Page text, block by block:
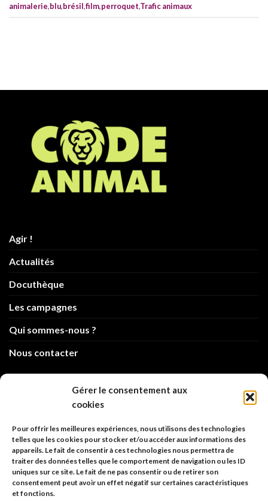
Gérer le consentement aux
cookies
Pour offrir les meilleures expériences, nous utilisons des technologies
telles que les cookies pour stocker et/ou accéder aux informations des
appareils. Le fait de consentir à ces technologies nous permettra de
traiter des données telles que le comportement de navigation ou les ID
uniques sur ce site. Le fait de ne pas consentir ou de retirer son
consentement peut avoir un effet négatif sur certaines caractéristiques
et fonctions.
animalerie,blu,brésil,film,perroquet,Trafic animaux
Agir !
Actualités
Docuthèque
Les campagnes
Qui sommes-nous ?
Nous contacter
info@code-animal.com
Code Animal
26, rue principale
67480 Roppenheim
Adresse à utiliser pour les envois en AR.